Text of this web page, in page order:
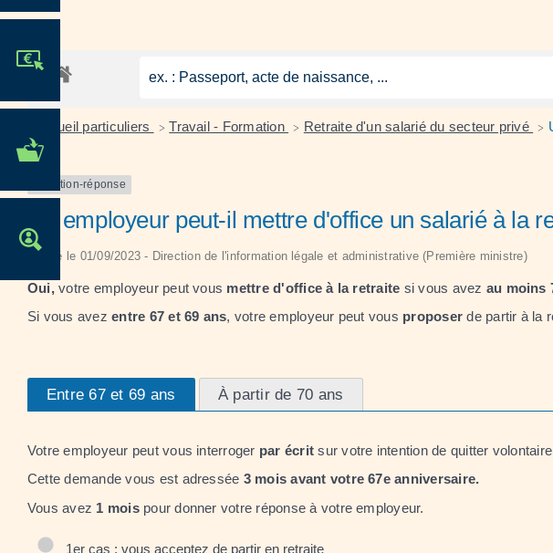
MES DÉMARCHES
OFFRES D'EMPLOI
Accueil particuliers > Travail - Formation > Retraite d'un salarié du secteur privé >
Question-réponse
Un employeur peut-il mettre d'office un salarié à la
Vérifié le 01/09/2023 - Direction de l'information légale et administrative (Première ministre)
Oui,votre employeur peut vous mettre d'office à la retraite si vous avez au moins
Si vous avezentre 67 et 69 ans, votre employeur peut vous proposer de partir à la
Entre 67 et 69 ans À partir de 70 ans
Votre employeur peut vous interroger par écrit sur votre intention de quitter
Cette demande vous est adressée 3 mois avant votre 67eanniversaire.
Vous avez 1 moispour donner votre réponse à votre employeur.
1er cas : vous acceptez de partir en retraite